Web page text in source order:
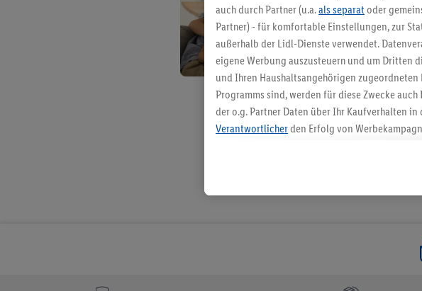
auch durch Partner (u.a.als separat oder
Partner) - für komfortable Einstellungen, zur
außerhalb der Lidl-Dienste verwendet.
eigene Werbung auszusteuern und um Dritten
und Ihren Haushaltsangehörigen zugeordneten
Programms sind, werden für diese Zwecke
der o.g. Partner Daten über Ihr Kaufverhalten
Verantwortlicherden Erfolg von
angereicherten Profilen. Dies umfasst die
Kaufverhalten in den Lidl-Diensten,
genauen Standortdaten) auch über
Erfolgsmessung der Werbung, zur
Sicherung und Optimierung dieser